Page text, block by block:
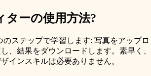
ターの使用方法?
のステップで学習します: 写真をアップロ
、結果をダウンロードします。素早く、
インスキルは必要ありません。